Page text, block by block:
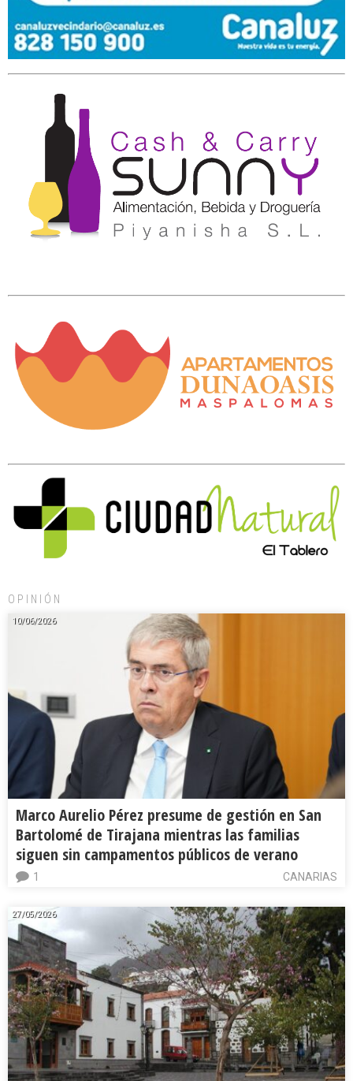
OPINIÓN
10/06/2026
Marco Aurelio Pérez presume de gestión en San
Bartolomé de Tirajana mientras las familias
siguen sin campamentos públicos de verano
CANARIAS
1
27/05/2026